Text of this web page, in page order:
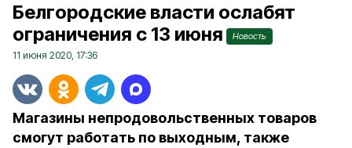
Белгородские власти ослабят
ограничения с 13 июня
Новость
11 июня 2020, 17:36
Магазины непродовольственных товаров
смогут работать по выходным, также